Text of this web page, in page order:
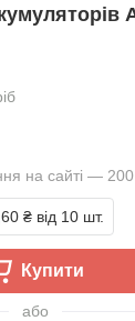
на сайті —
₴ від 10 шт.
Купити
або